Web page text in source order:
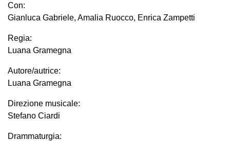
Con:
Gianluca Gabriele, Amalia Ruocco, Enrica Zampetti
Regia:
Luana Gramegna
Autore/autrice:
Luana Gramegna
Direzione musicale:
Stefano Ciardi
Drammaturgia: